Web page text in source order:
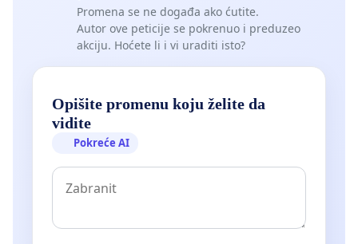
Promena se ne događa ako ćutite.
Autor ove peticije se pokrenuo i preduzeo
akciju. Hoćete li i vi uraditi isto?
Opišite promenu koju želite da
vidite
Pokreće AI